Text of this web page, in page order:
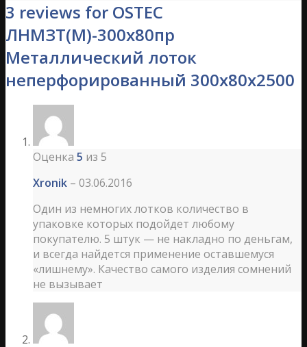
3 reviews for OSTEC
ЛНМЗТ(М)-300х80пр
Металлический лоток
неперфорированный 300х80х2500
Оценка 5 из 5
Xronik – 03.06.2016
Один из немногих лотков количество в
упаковке которых подойдет любому
покупателю. 5 штук — не накладно по деньгам,
и всегда найдется применение оставшемуся
«лишнему». Качество самого изделия сомнений
не вызывает